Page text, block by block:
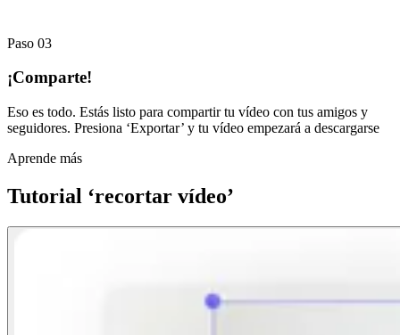
Paso 03
¡Comparte!
Eso es todo. Estás listo para compartir tu vídeo con tus amigos y
seguidores. Presiona ‘Exportar’ y tu vídeo empezará a descargarse
Aprende más
Tutorial ‘recortar vídeo’